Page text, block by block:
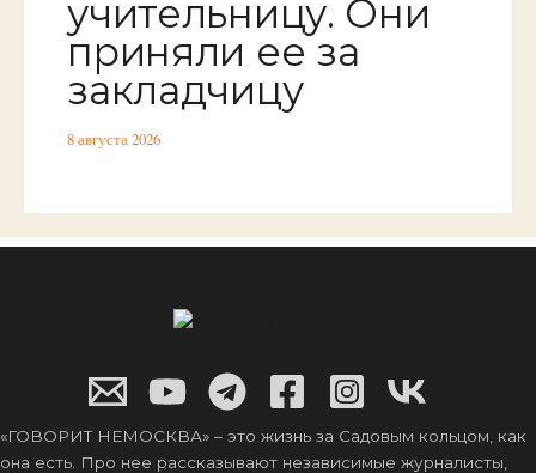
учительницу. Они
приняли ее за
закладчицу
8 августа 2026
«ГОВОРИТ НЕМОСКВА» – это жизнь за Садовым кольцом, как
она есть. Про нее рассказывают независимые журналисты,